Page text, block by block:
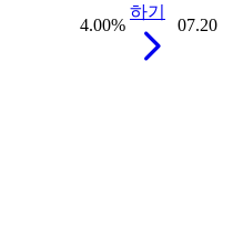
4.00%
하기
07.20